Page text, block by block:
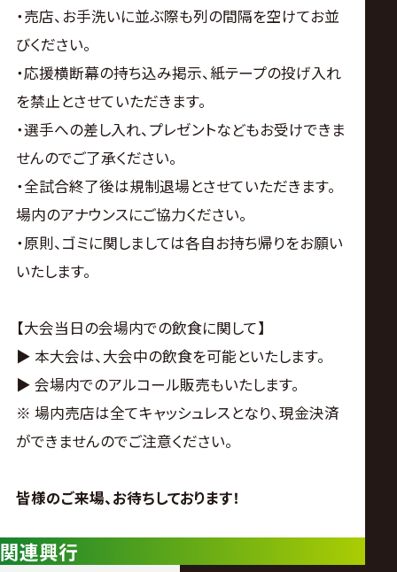
・売店、お手洗いに並ぶ際も列の間隔を空けてお並
びください。
・応援横断幕の持ち込み掲示、紙テープの投げ入れ
を禁止とさせていただきます。
・選手への差し入れ、プレゼントなどもお受けできま
せんのでご了承ください。
・全試合終了後は規制退場とさせていただきます。
場内のアナウンスにご協力ください。
・原則、ゴミに関しましては各自お持ち帰りをお願い
いたします。
【大会当日の会場内での飲食に関して】
▶︎ 本大会は、大会中の飲食を可能といたします。
▶︎ 会場内でのアルコール販売もいたします。
※ 場内売店は全てキャッシュレスとなり、現金決済
ができませんのでご注意ください。
皆様のご来場、お待ちしております！
関連興行